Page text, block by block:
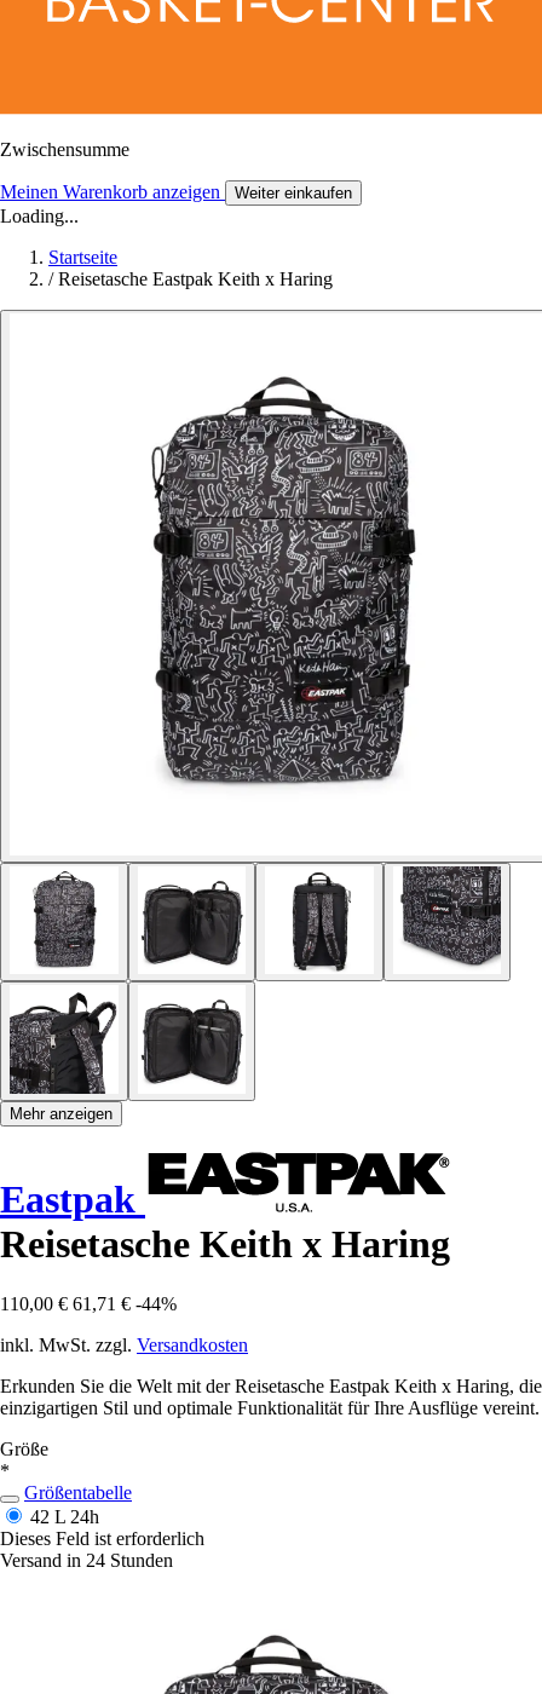
Zwischensumme
Meinen Warenkorb anzeigen Weiter einkaufen
Loading...
Startseite
/ Reisetasche Eastpak Keith x Haring
Mehr anzeigen
Eastpak
Reisetasche Keith x Haring
110,00 € 61,71 € -44%
inkl. MwSt. zzgl. Versandkosten
Erkunden Sie die Welt mit der Reisetasche Eastpak Keith x Haring, die
einzigartigen Stil und optimale Funktionalität für Ihre Ausflüge vereint.
Größe
*
Größentabelle
42 L 24h
Dieses Feld ist erforderlich
Versand in 24 Stunden